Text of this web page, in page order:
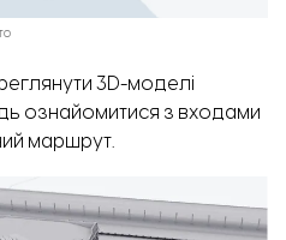
3D-моделі
ознайомитися з входами
маршрут.